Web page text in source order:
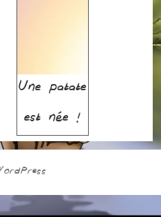
Une patate
est née !